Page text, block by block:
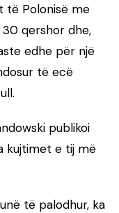
të Polonisë me
qershor dhe,
edhe për një
të ecë
publikoi
kujtimet e tij më
të palodhur, ka